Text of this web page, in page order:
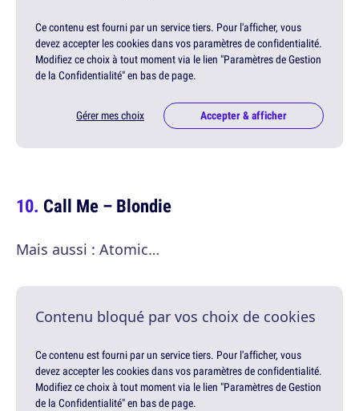
Ce contenu est fourni par un service tiers. Pour l'afficher, vous
devez accepter les cookies dans vos paramètres de confidentialité.
Modifiez ce choix à tout moment via le lien "Paramètres de Gestion
de la Confidentialité" en bas de page.
Gérer mes choix Accepter & afficher
Call Me – Blondie
Mais aussi : Atomic…
Contenu bloqué par vos choix de cookies
Ce contenu est fourni par un service tiers. Pour l'afficher, vous
devez accepter les cookies dans vos paramètres de confidentialité.
Modifiez ce choix à tout moment via le lien "Paramètres de Gestion
de la Confidentialité" en bas de page.